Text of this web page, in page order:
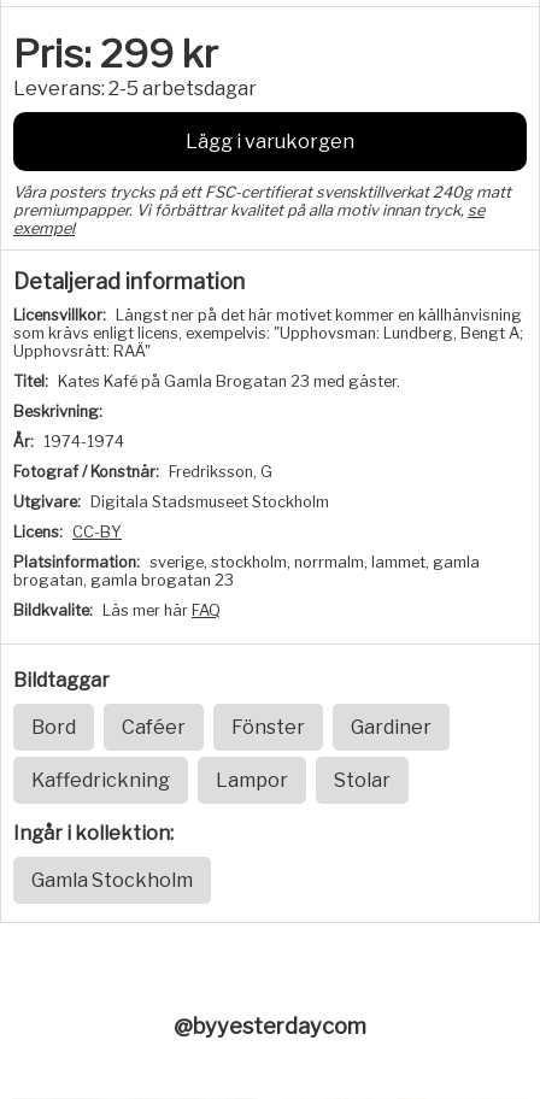
Pris: 299 kr
Leverans: 2-5 arbetsdagar
Lägg i varukorgen
Våra posters trycks på ett FSC-certifierat svensktillverkat 240g matt
premiumpapper. Vi förbättrar kvalitet på alla motiv innan tryck, se
exempel
Detaljerad information
Licensvillkor:
Längst ner på det här motivet kommer en källhänvisning
som krävs enligt licens, exempelvis: "Upphovsman: Lundberg, Bengt A;
Upphovsrätt: RAÄ"
Titel:
Kates Kafé på Gamla Brogatan 23 med gäster.
Beskrivning:
År: 1974-1974
Fotograf / Konstnär:
Fredriksson, G
Utgivare:
Digitala Stadsmuseet Stockholm
Licens: CC-BY
Platsinformation: sverige, stockholm, norrmalm, lammet, gamla
brogatan, gamla brogatan 23
Bildkvalite:
Läs mer här FAQ
Bildtaggar
Bord Caféer Fönster Gardiner
Kaffedrickning Lampor Stolar
Ingår i kollektion:
Gamla Stockholm
@byyesterdaycom